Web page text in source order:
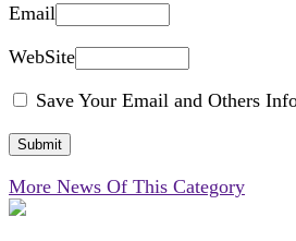
Email
WebSite
Save Your Email and Others
More News Of This Category